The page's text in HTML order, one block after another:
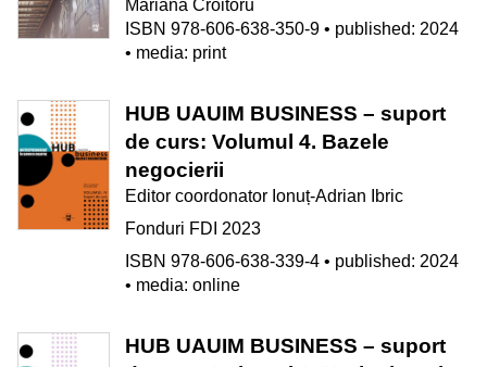
Mariana Croitoru
ISBN 978-606-638-350-9 • published: 2024
• media: print
HUB UAUIM BUSINESS – suport
de curs: Volumul 4. Bazele
negocierii
Editor coordonator Ionuț-Adrian Ibric
Fonduri FDI 2023
ISBN 978-606-638-339-4 • published: 2024
• media: online
HUB UAUIM BUSINESS – suport